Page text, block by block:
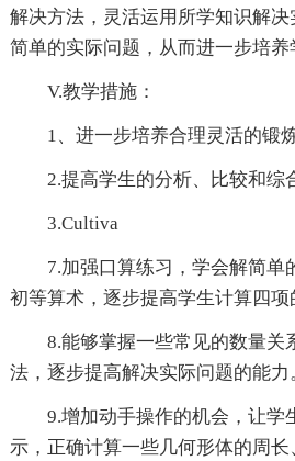
解决方法，灵活运用所学知识解
简单的实际问题，从而进一步培养
V.教学措施：
1、进一步培养合理灵活的锻
2.提高学生的分析、比较和综
3.Cultiva
7.加强口算练习，学会解简单
初等算术，逐步提高学生计算四项
8.能够掌握一些常见的数量关
法，逐步提高解决实际问题的能力
9.增加动手操作的机会，让学
示，正确计算一些几何形体的周长